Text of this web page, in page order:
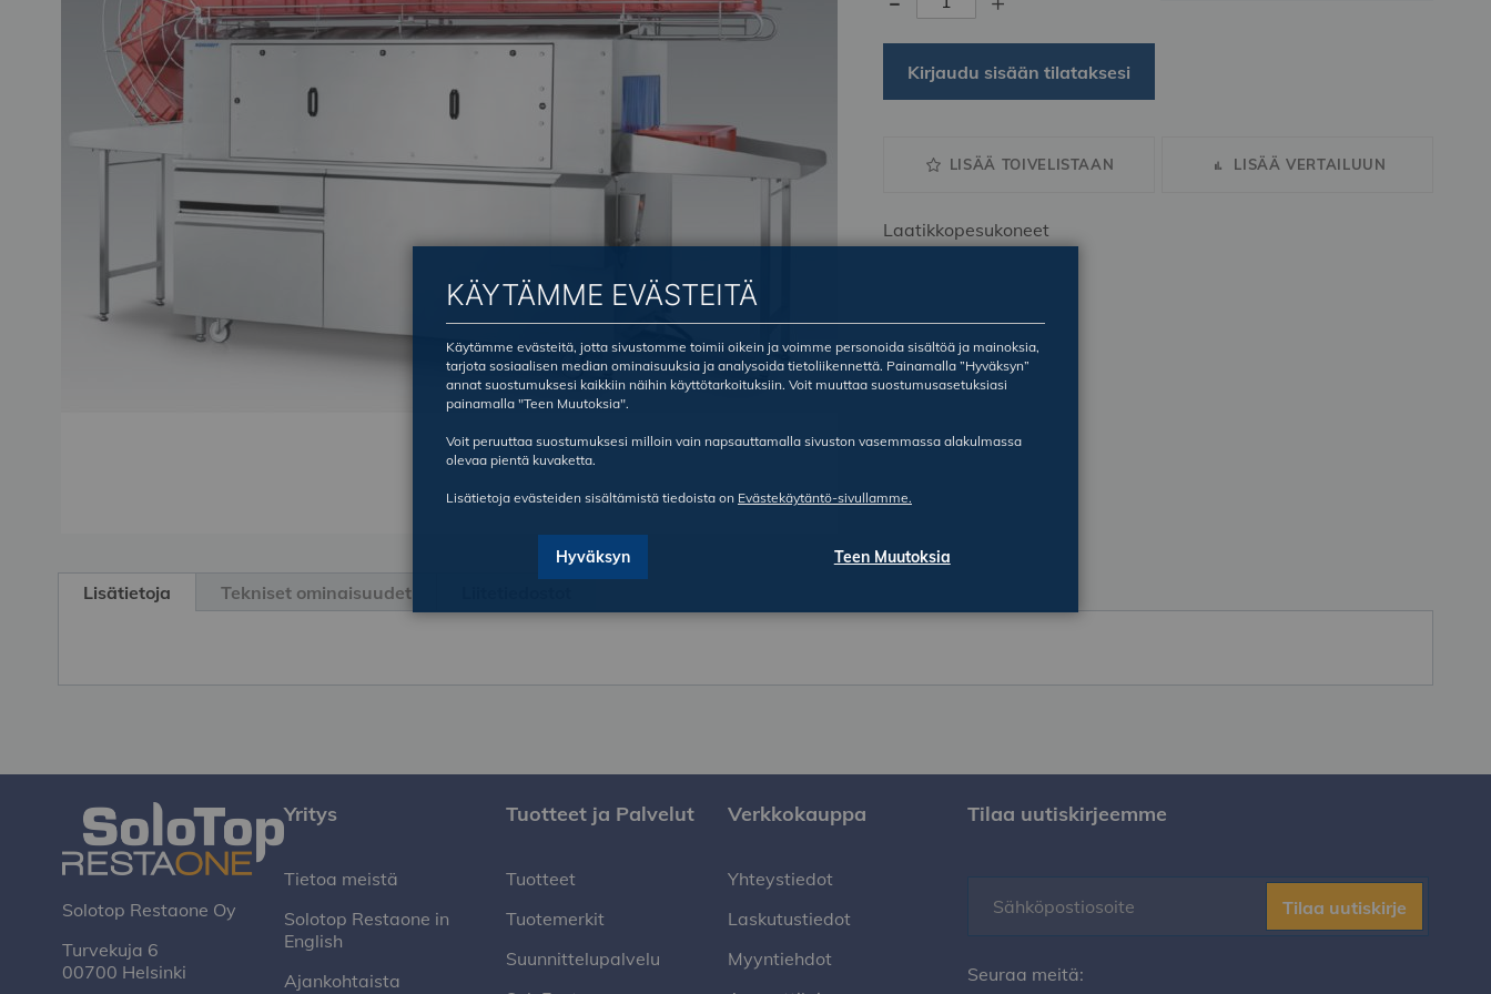
Kirjaudu sisään tilataksesi
LISÄÄ TOIVELISTAAN LISÄÄ VERTAILUUN
Laatikkopesukoneet
to
Lisätietoja Tekniset ominaisuudet
Solotop Restaone Oy
Turvekuja 6
00700 Helsinki
Yritys
Tietoa meistä
Solotop Restaone in
English
Ajankohtaista
Tuotteet ja Palvelut
Tuotteet
Tuotemerkit
Suunnittelupalvelu
Verkkokauppa
Yhteystiedot
Laskutustiedot
Myyntiehdot
Tilaa uutiskirjeemme
Tilaa uutiskirje
Seuraa meitä:
KÄYTÄMME EVÄSTEITÄ
Käytämme evästeitä, jotta sivustomme toimii oikein ja voimme personoida sisältöä ja mainoksia,
tarjota sosiaalisen median ominaisuuksia ja analysoida tietoliikennettä. Painamalla ”Hyväksyn”
annat suostumuksesi kaikkiin näihin käyttötarkoituksiin. Voit muuttaa suostumusasetuksiasi
painamalla "Teen Muutoksia".
Voit peruuttaa suostumuksesi milloin vain napsauttamalla sivuston vasemmassa alakulmassa
olevaa pientä kuvaketta.
Lisätietoja evästeiden sisältämistä tiedoista on Evästekäytäntö-sivullamme.
Hyväksyn Teen Muutoksia